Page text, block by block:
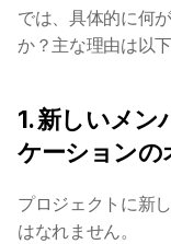
では、具体的に何
か？主な理由は以下
1. 新しいメン
ケーションの
プロジェクトに新
はなれません。